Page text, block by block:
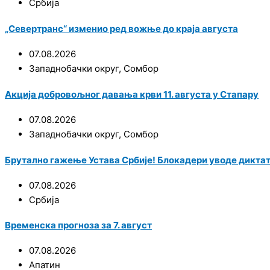
Србија
„Севертранс“ изменио ред вожње до краја августа
07.08.2026
Западнобачки округ, Сомбор
Акција добровољног давања крви 11. августа у Стапару
07.08.2026
Западнобачки округ, Сомбор
Брутално гажење Устава Србије! Блокадери уводе
07.08.2026
Србија
Временска прогноза за 7. август
07.08.2026
Апатин